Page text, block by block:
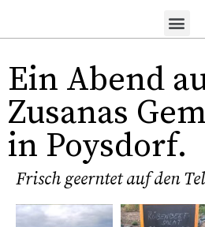
Ein Abend
Zusanas
in Poysdorf.
Frisch geerntet auf den